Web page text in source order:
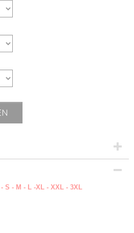
S - M - L -XL - XXL - 3XL